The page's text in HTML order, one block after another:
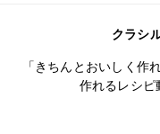
クラシ
「きちんとおいしく作
作れるレシピ